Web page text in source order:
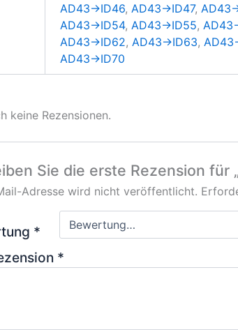
AD43→ID46, AD43→ID47,
AD43→ID54, AD43→ID55,
AD43→ID62, AD43→ID63,
AD43→ID70
keine Rezensionen.
Sie die erste Rezension für
Adresse wird nicht veröffentlicht.
*
*